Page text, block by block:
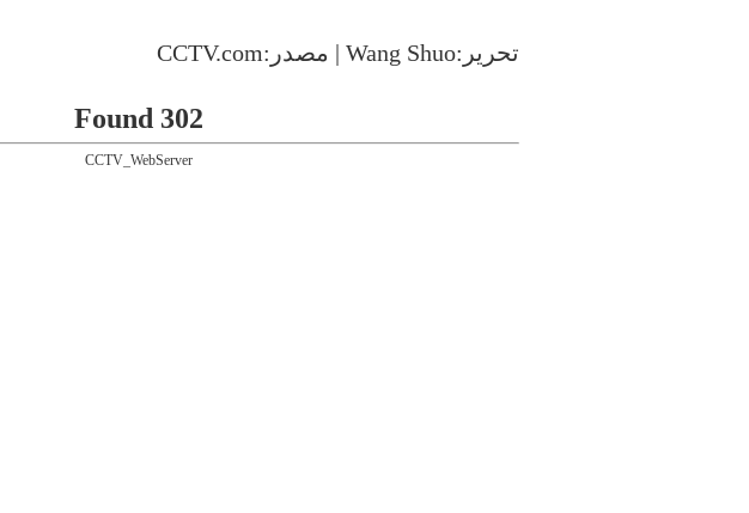
تحرير:Wang Shuo | مصدر:CCTV.com
302 Found
CCTV_WebServer